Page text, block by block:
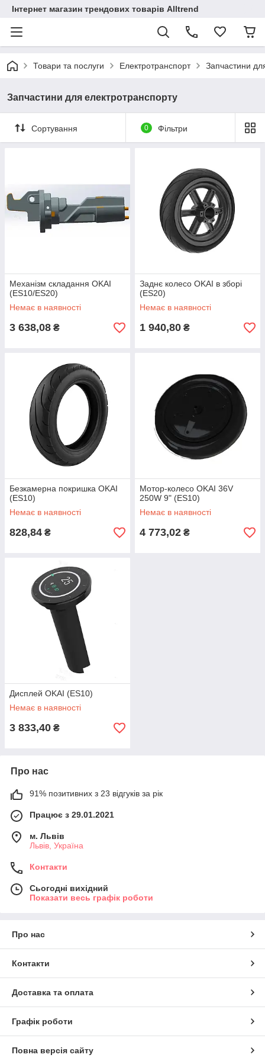
Інтернет магазин трендових товарів Alltrend
Товари та послуги Електротранспорт Запчастини
Запчастини для електротранспорту
Сортування 0 Фільтри
Механізм складання OKAI
(ES10/ES20)
Немає в наявності
3 638,08 ₴
Заднє колесо OKAI в зборі
(ES20)
Немає в наявності
1 940,80 ₴
Безкамерна покришка OKAI
(ES10)
Немає в наявності
828,84 ₴
Мотор-колесо OKAI 36V
250W 9" (ES10)
Немає в наявності
4 773,02 ₴
Дисплей OKAI (ES10)
Немає в наявності
3 833,40 ₴
Про нас
91% позитивних з 23 відгуків за рік
Працює з 29.01.2021
м. Львів
Львів, Україна
Контакти
Сьогодні вихідний
Показати весь графік роботи
Про нас
Контакти
Доставка та оплата
Графік роботи
Повна версія сайту